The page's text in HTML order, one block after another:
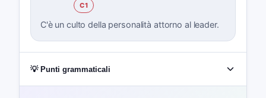
C1
C'è un culto della personalità attorno al leader.
💡 Punti grammaticali